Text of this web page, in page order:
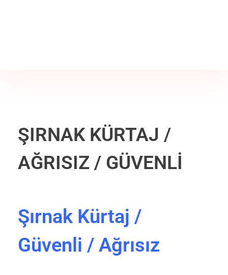
ŞIRNAK KÜRTAJ /
AĞRISIZ / GÜVENLİ
Şırnak Kürtaj /
Güvenli / Ağrısız